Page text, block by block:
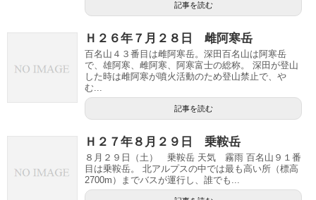
記事を読む
Ｈ２６年７月２８日 雌阿寒岳
百名山４３番目は雌阿寒岳。深田百名山は阿寒岳
で、雄阿寒、雌阿寒、阿寒富士の総称。 深田が登山
した時は雌阿寒が噴火活動のため登山禁止で、や
む...
記事を読む
Ｈ２７年８月２９日 乗鞍岳
８月２９日（土） 乗鞍岳 天気 霧雨 百名山９１番
目は乗鞍岳。 北アルプスの中では最も高い所（標高
2700m）までバスが運行し、誰でも...